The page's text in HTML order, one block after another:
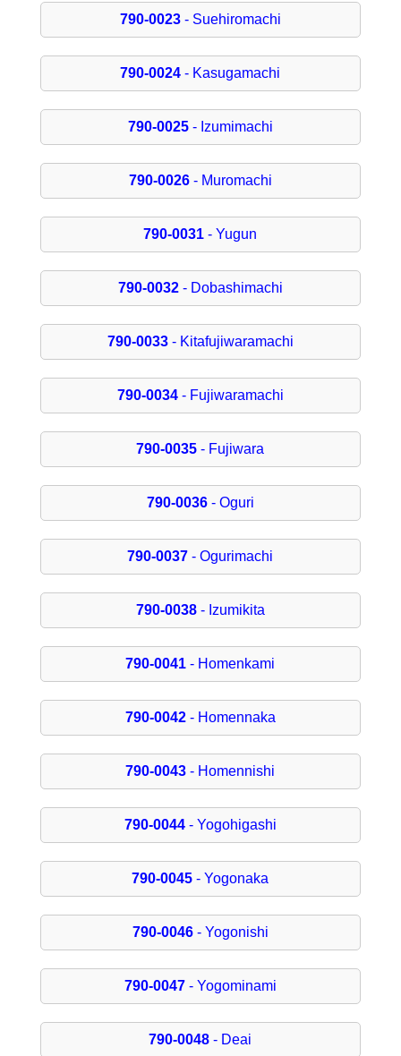
790-0023- Suehiromachi
790-0024 - Kasugamachi
790-0025- Izumimachi
790-0026- Muromachi
790-0031 - Yugun
790-0032- Dobashimachi
790-0033- Kitafujiwaramachi
790-0034- Fujiwaramachi
790-0035 - Fujiwara
790-0036- Oguri
790-0037 - Ogurimachi
790-0038- Izumikita
790-0041 - Homenkami
790-0042- Homennaka
790-0043 - Homennishi
790-0044- Yogohigashi
790-0045 - Yogonaka
790-0046- Yogonishi
790-0047- Yogominami
790-0048 - Deai